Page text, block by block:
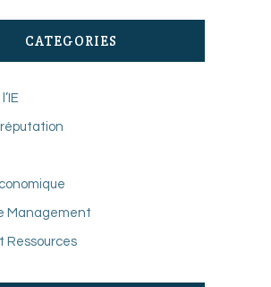
CATEGORIES
Management
Ressources